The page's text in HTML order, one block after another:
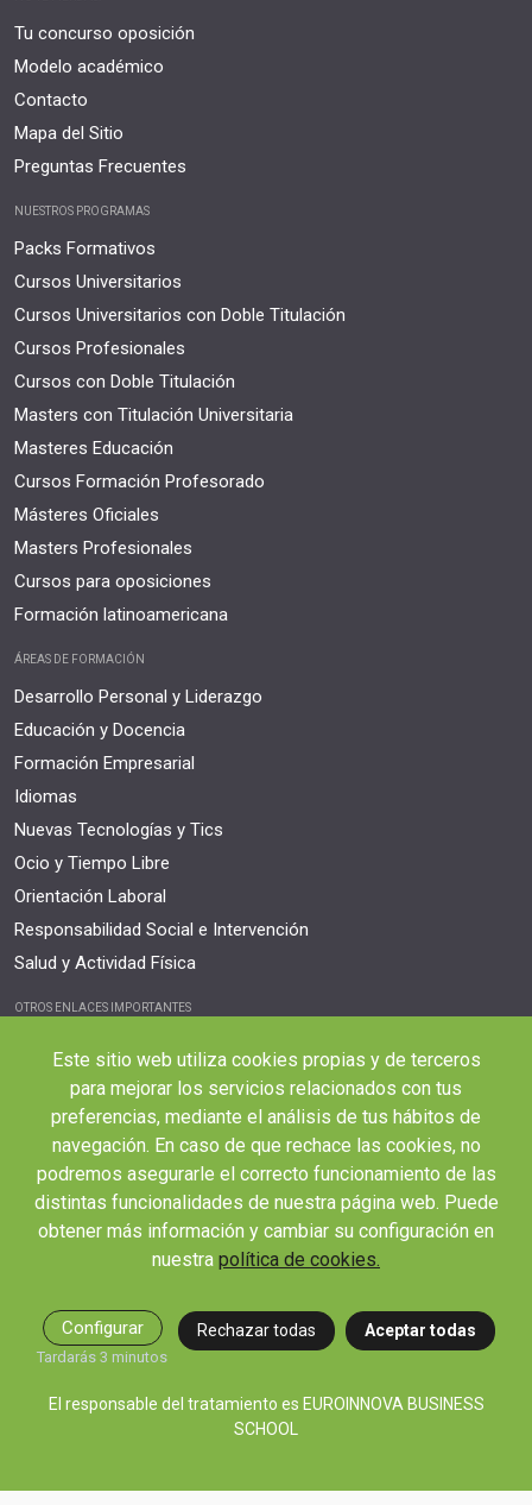
Tu concurso oposición
Modelo académico
Contacto
Mapa del Sitio
Preguntas Frecuentes
NUESTROS PROGRAMAS
Packs Formativos
Cursos Universitarios
Cursos Universitarios con Doble Titulación
Cursos Profesionales
Cursos con Doble Titulación
Masters con Titulación Universitaria
Masteres Educación
Cursos Formación Profesorado
Másteres Oficiales
Masters Profesionales
Cursos para oposiciones
Formación latinoamericana
ÁREAS DE FORMACIÓN
Desarrollo Personal y Liderazgo
Educación y Docencia
Formación Empresarial
Idiomas
Nuevas Tecnologías y Tics
Ocio y Tiempo Libre
Orientación Laboral
Responsabilidad Social e Intervención
Salud y Actividad Física
OTROS ENLACES IMPORTANTES
Webinars y podcast
Revista Innovación Educativa
Contexto Educativo
Desistir contrato aquí
Tienes 14 días desde tu matriculación para cancelar sin coste y recibir el
reembolso completo.
Este sitio web utiliza cookies propias y de terceros
para mejorar los servicios relacionados con tus
preferencias, mediante el análisis de tus hábitos de
navegación. En caso de que rechace las cookies, no
podremos asegurarle el correcto funcionamiento de las
distintas funcionalidades de nuestra página web. Puede
obtener más información y cambiar su configuración en
nuestra política de cookies.
Configurar
Tardarás 3 minutos
Rechazar todas Aceptar todas
El responsable del tratamiento es EUROINNOVA BUSINESS
SCHOOL